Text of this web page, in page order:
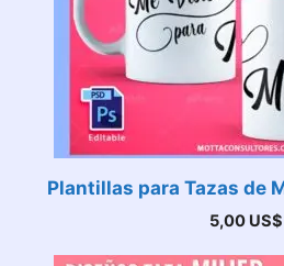
Plantillas para Tazas de
5,00 US$